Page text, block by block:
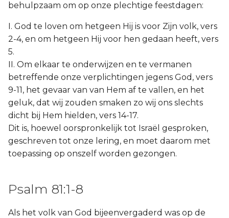
behulpzaam om op onze plechtige feestdagen:
I. God te loven om hetgeen Hij is voor Zijn volk, vers
2-4, en om hetgeen Hij voor hen gedaan heeft, vers
5.
II. Om elkaar te onderwijzen en te vermanen
betreffende onze verplichtingen jegens God, vers
9-11, het gevaar van van Hem af te vallen, en het
geluk, dat wij zouden smaken zo wij ons slechts
dicht bij Hem hielden, vers 14-17.
Dit is, hoewel oorspronkelijk tot Israël gesproken,
geschreven tot onze lering, en moet daarom met
toepassing op onszelf worden gezongen.
Psalm 81:1-8
Als het volk van God bijeenvergaderd was op de